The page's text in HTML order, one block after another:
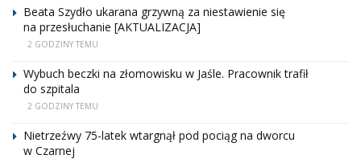
Beata Szydło ukarana grzywną za niestawienie się
na przesłuchanie [AKTUALIZACJA]
2 GODZINY TEMU
Wybuch beczki na złomowisku w Jaśle. Pracownik trafił
do szpitala
2 GODZINY TEMU
Nietrzeźwy 75-latek wtargnął pod pociąg na dworcu
w Czarnej